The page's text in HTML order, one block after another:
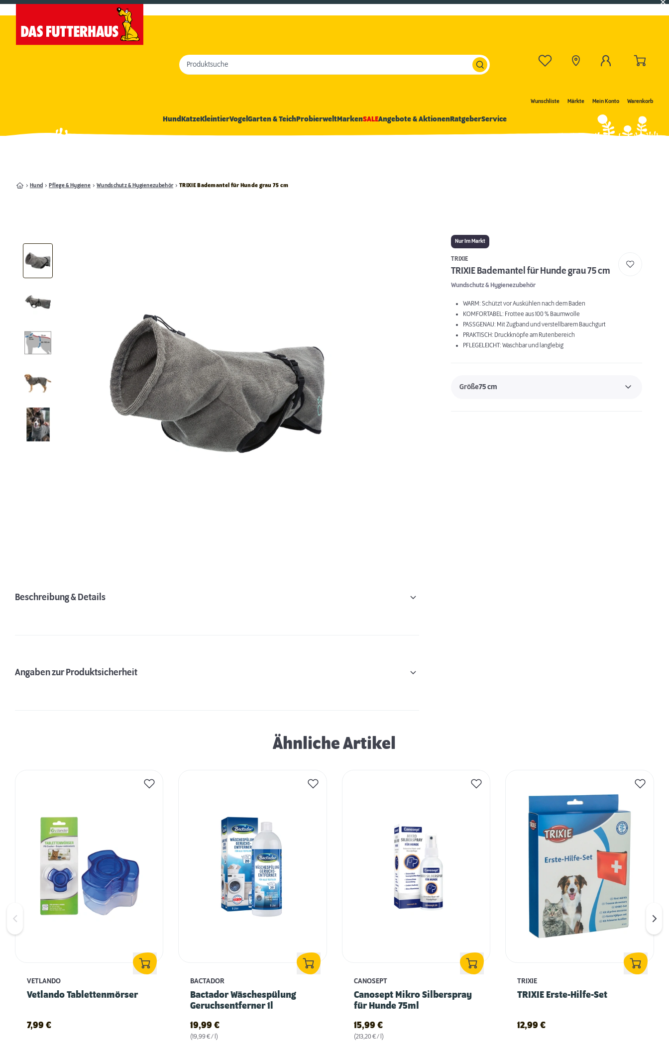
Wunschliste Märkte Mein Konto Warenkorb
Produktsuche
HundKatzeKleintierVogel Garten & TeichProbierweltMarkenSALEAngebote & AktionenRatgeberService
Hund Pflege & Hygiene Wundschutz & Hygienezubehör TRIXIE Bademantel für Hunde grau 75 cm
Nur Im Markt
TRIXIE
TRIXIE Bademantel für Hunde grau 75 cm
Wundschutz & Hygienezubehör
WARM: Schützt vor Auskühlen nach dem Baden
KOMFORTABEL: Frottee aus 100 % Baumwolle
PASSGENAU: Mit Zugband und verstellbarem Bauchgurt
PRAKTISCH: Druckknöpfe am Rutenbereich
PFLEGELEICHT: Waschbar und langlebig
Größe75 cm
Beschreibung & Details
Angaben zur Produktsicherheit
Ähnliche Artikel
VETLANDO
Vetlando Tablettenmörser
7,99 €
BACTADOR
Bactador Wäschespülung
Geruchsentferner 1l
19,99€
(19,99 € / l)
CANOSEPT
Canosept Mikro Silberspray
für Hunde 75ml
15,99 €
(213,20 € / l)
TRIXIE
TRIXIE Erste-Hilfe-Set
12,99€